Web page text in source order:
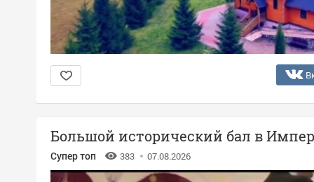
Большой исторический бал в
Супер топ 383 07.08.2026